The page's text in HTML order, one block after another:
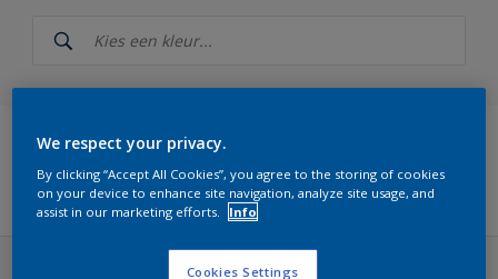
Sikkens
Sikkens RIJKS Kleuren
Sikkens Modern Klassieke Kleuren
Filters
We respect your privacy.
By clicking “Accept All Cookies”, you agree to the storing of cookies
on your device to enhance site navigation, analyze site usage, and
assist in our marketing efforts.
Info
Cookies Settings